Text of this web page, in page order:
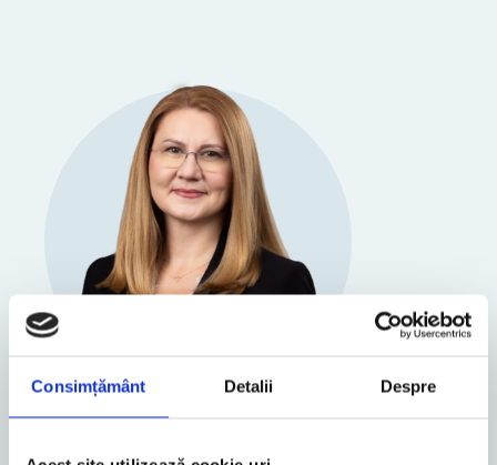
Consimțământ Detalii Despre
Sorana Cernea